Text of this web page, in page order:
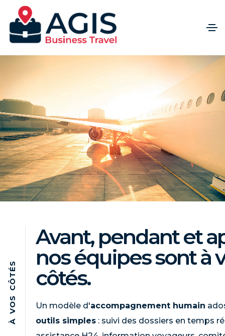
À
V
O
S
C
Ô
T
É
S
Avant, pendant et
nos équipes sont à
côtés.
Un modèle d'accompagnement humain
outils simples : suivi des dossiers en temps